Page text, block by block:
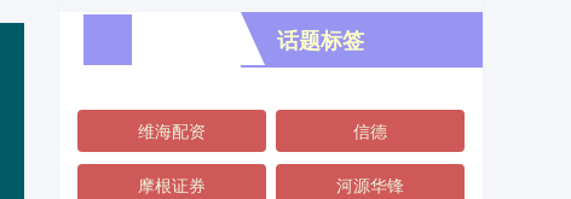
话题标签
维海配资 信德
摩根证券 河源华锋